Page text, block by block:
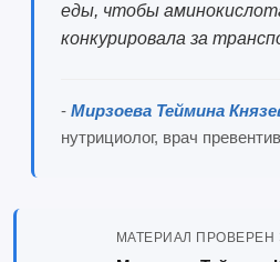
еды, чтобы
конкурировала за
- Мирзоева Теймина
нутрициолог, врач
МАТЕРИАЛ ПРОВЕРЕН